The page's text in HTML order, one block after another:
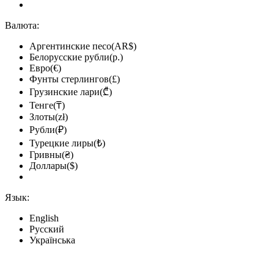
Валюта:
Аргентинские песо(AR$)
Белорусские рубли(р.)
Евро(€)
Фунты стерлингов(£)
Грузинские лари(₾)
Тенге(₸)
Злоты(zł)
Рубли(₽)
Турецкие лиры(₺)
Гривны(₴)
Доллары($)
Язык:
English
Русский
Українська